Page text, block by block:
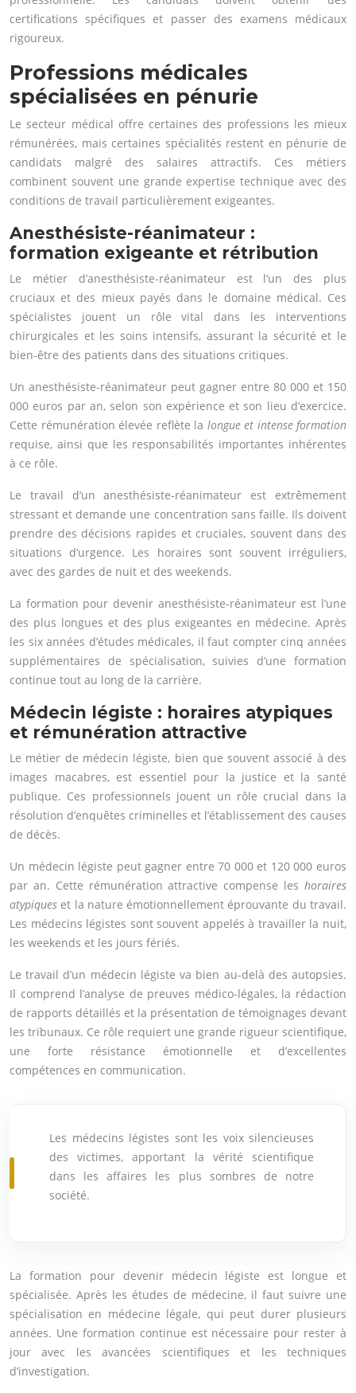
certifications spécifiques et passer des examens médicaux
rigoureux.
Professions médicales
spécialisées en pénurie
Le secteur médical offre certaines des professions les mieux
rémunérées, mais certaines spécialités restent en pénurie de
candidats malgré des salaires attractifs. Ces métiers
combinent souvent une grande expertise technique avec des
conditions de travail particulièrement exigeantes.
Anesthésiste-réanimateur :
formation exigeante et rétribution
Le métier d’anesthésiste-réanimateur est l’un des plus
cruciaux et des mieux payés dans le domaine médical. Ces
spécialistes jouent un rôle vital dans les interventions
chirurgicales et les soins intensifs, assurant la sécurité et le
bien-être des patients dans des situations critiques.
Un anesthésiste-réanimateur peut gagner entre 80 000 et 150
000 euros par an, selon son expérience et son lieu d’exercice.
Cette rémunération élevée reflète la longue et intense formation
requise, ainsi que les responsabilités importantes inhérentes
à ce rôle.
Le travail d’un anesthésiste-réanimateur est extrêmement
stressant et demande une concentration sans faille. Ils doivent
prendre des décisions rapides et cruciales, souvent dans des
situations d’urgence. Les horaires sont souvent irréguliers,
avec des gardes de nuit et des weekends.
La formation pour devenir anesthésiste-réanimateur est l’une
des plus longues et des plus exigeantes en médecine. Après
les six années d’études médicales, il faut compter cinq années
supplémentaires de spécialisation, suivies d’une formation
continue tout au long de la carrière.
Médecin légiste : horaires atypiques
et rémunération attractive
Le métier de médecin légiste, bien que souvent associé à des
images macabres, est essentiel pour la justice et la santé
publique. Ces professionnels jouent un rôle crucial dans la
résolution d’enquêtes criminelles et l’établissement des causes
de décès.
Un médecin légiste peut gagner entre 70 000 et 120 000 euros
par an. Cette rémunération attractive compense les horaires
atypiques et la nature émotionnellement éprouvante du travail.
Les médecins légistes sont souvent appelés à travailler la nuit,
les weekends et les jours fériés.
Le travail d’un médecin légiste va bien au-delà des autopsies.
Il comprend l’analyse de preuves médico-légales, la rédaction
de rapports détaillés et la présentation de témoignages devant
les tribunaux. Ce rôle requiert une grande rigueur scientifique,
une forte résistance émotionnelle et d’excellentes
compétences en communication.
Les médecins légistes sont les voix silencieuses
des victimes, apportant la vérité scientifique
dans les affaires les plus sombres de notre
société.
La formation pour devenir médecin légiste est longue et
spécialisée. Après les études de médecine, il faut suivre une
spécialisation en médecine légale, qui peut durer plusieurs
années. Une formation continue est nécessaire pour rester à
jour avec les avancées scientifiques et les techniques
d’investigation.